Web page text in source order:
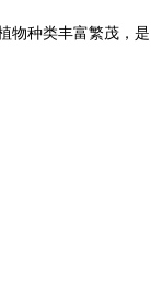
类丰富繁茂，